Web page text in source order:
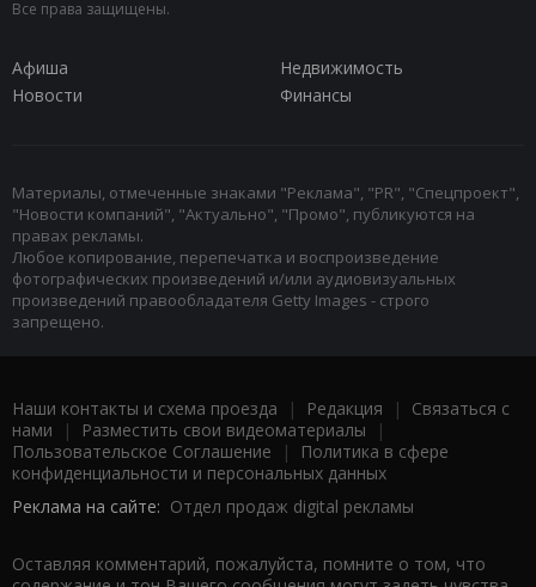
Все права защищены.
Афиша
Недвижимость
Новости
Финансы
Материалы, отмеченные знаками "Реклама", "PR", "Спецпроект",
"Новости компаний", "Актуально", "Промо", публикуются на
правах рекламы.
Любое копирование, перепечатка и воспроизведение
фотографических произведений и/или аудиовизуальных
произведений правообладателя Getty Images - строго
запрещено.
Наши контакты и схема проезда | Редакция | Связаться с
нами | Разместить свои видеоматериалы |
Пользовательское Соглашение |
Политика в сфере
конфиденциальности и персональных данных
Реклама на сайте: Отдел продаж digital рекламы
Оставляя комментарий, пожалуйста, помните о том, что